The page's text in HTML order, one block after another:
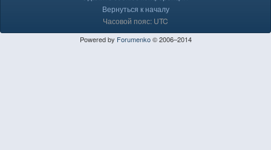
Вернуться к началу
Часовой пояс: UTC
Powered by Forumenko© 2006–2014